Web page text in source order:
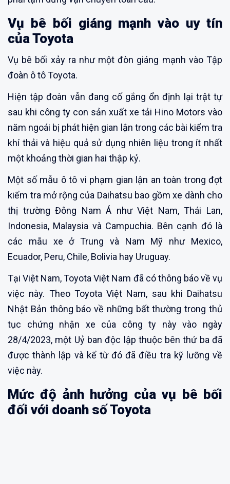
Vụ bê bối giáng mạnh vào uy tín
của Toyota
Vụ bê bối xảy ra như một đòn giáng mạnh vào Tập
đoàn ô tô Toyota.
Hiện tập đoàn vẫn đang cố gắng ổn định lại trật tự
sau khi công ty con sản xuất xe tải Hino Motors vào
năm ngoái bị phát hiện gian lận trong các bài kiểm tra
khí thải và hiệu quả sử dụng nhiên liệu trong ít nhất
một khoảng thời gian hai thập kỷ.
Một số mẫu ô tô vi phạm gian lận an toàn trong đợt
kiểm tra mở rộng của Daihatsu bao gồm xe dành cho
thị trường Đông Nam Á như Việt Nam, Thái Lan,
Indonesia, Malaysia và Campuchia. Bên cạnh đó là
các mẫu xe ở Trung và Nam Mỹ như Mexico,
Ecuador, Peru, Chile, Bolivia hay Uruguay.
Tại Việt Nam, Toyota Việt Nam đã có thông báo về vụ
việc này. Theo Toyota Việt Nam, sau khi Daihatsu
Nhật Bản thông báo về những bất thường trong thủ
tục chứng nhận xe của công ty này vào ngày
28/4/2023, một Uỷ ban độc lập thuộc bên thứ ba đã
được thành lập và kể từ đó đã điều tra kỹ lưỡng về
việc này.
Mức độ ảnh hưởng của vụ bê bối
đối với doanh số Toyota